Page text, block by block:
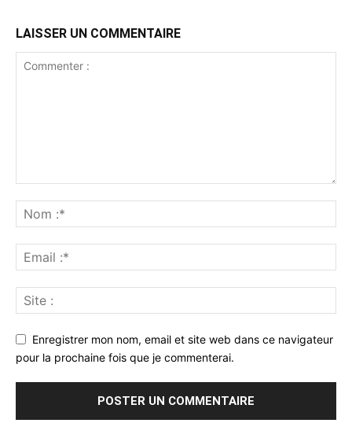
LAISSER UN COMMENTAIRE
Enregistrer mon nom, email et site web dans ce navigateur
pour la prochaine fois que je commenterai.